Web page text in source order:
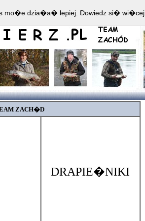
ZACH�D
DRAPIE�NIKI
mo�e dzia�a� lepiej. Dowiedz si� wi�cej